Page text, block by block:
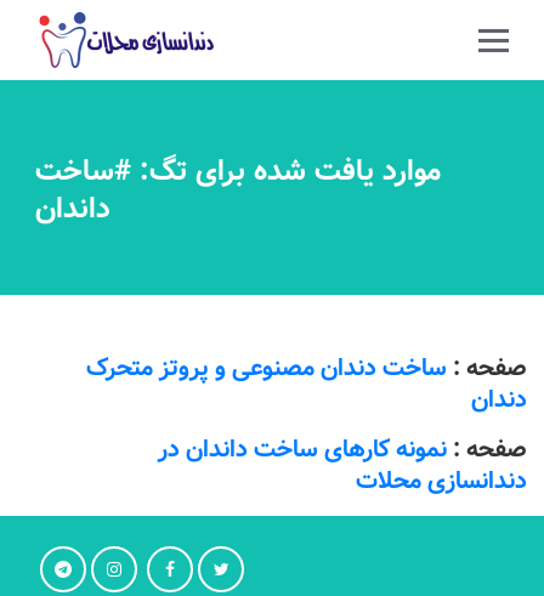
موارد یافت شده برای تگ: #ساخت
داندان
صفحه : ساخت دندان مصنوعی و پروتز متحرک
دندان
صفحه :نمونه کارهای ساخت داندان در
دندانسازی محلات